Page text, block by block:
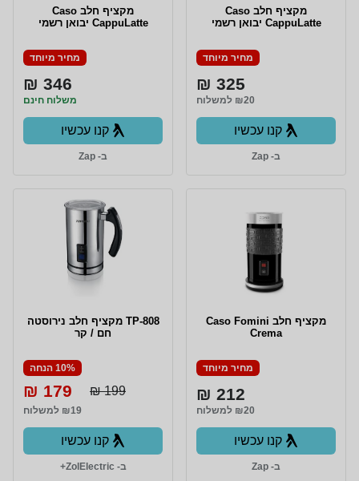
‏מקציף חלב Caso
CappuLatte יבואן רשמי
מחיר מיוחד
325 ₪
₪20 למשלוח
קנו עכשיו
ב- Zap
‏מקציף חלב Caso
CappuLatte יבואן רשמי
מחיר מיוחד
346 ₪
משלוח חינם
קנו עכשיו
ב- Zap
מקציף חלב Caso Fomini
Crema
מחיר מיוחד
212 ₪
₪20 למשלוח
קנו עכשיו
ב- Zap
TP-808 מקציף חלב נירוסטה
חם / קר
10% הנחה
199 ₪
179 ₪
₪19 למשלוח
קנו עכשיו
ב- ZolElectric+